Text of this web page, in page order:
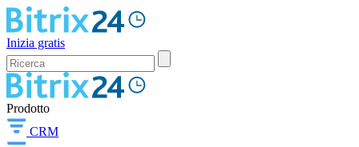
Inizia gratis
Prodotto
CRM